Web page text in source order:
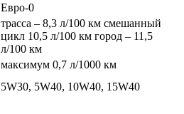
Евро-0
трасса – 8,3 л/100 км смешанный
цикл 10,5 л/100 км город – 11,5
л/100 км
максимум 0,7 л/1000 км
5W30, 5W40, 10W40, 15W40